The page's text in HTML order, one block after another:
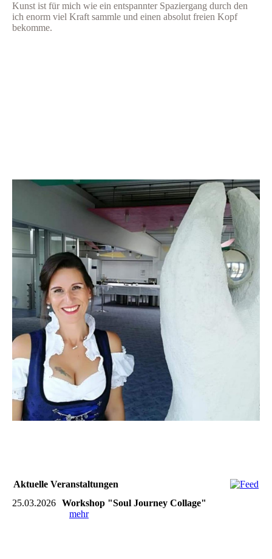
Kunst ist für mich wie ein entspannter Spaziergang durch den
ich enorm viel Kraft sammle und einen absolut freien Kopf
bekomme.
Aktuelle Veranstaltungen
25.03.2026 Workshop "Soul Journey Collage"
mehr